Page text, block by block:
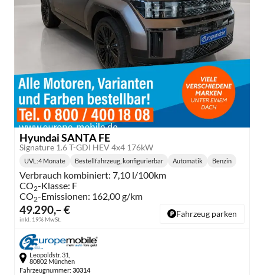
Hyundai SANTA FE
Signature 1.6 T-GDI HEV 4x4 176kW
49.290,– €
inkl. 19% MwSt.
Lieferzeit:
UVL :4 Monate Bestellfahrzeug, konfigurierbar
Getriebe:
Automatik
Kraftstoff:
Benzin
Verbrauch kombiniert: 7,10 l/100km
CO2-Klasse: F
CO2-Emissionen: 162,00 g/km
Fahrzeug parken
Leopoldstr. 31,
80802 München
Fahrzeugnummer: 30314